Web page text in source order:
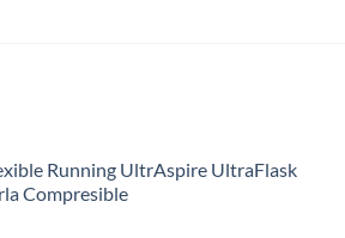
Running UltrAspire UltraFlask
Compresible